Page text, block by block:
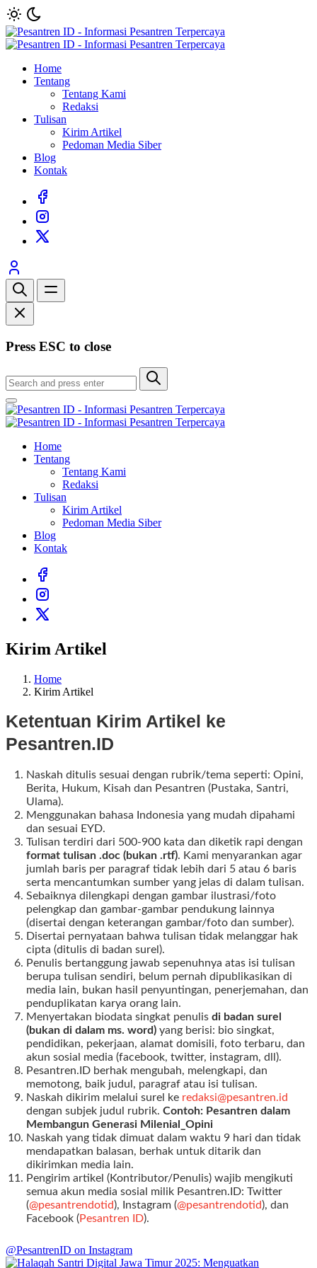
Home
Tentang
Tentang Kami
Redaksi
Tulisan
Kirim Artikel
Pedoman Media Siber
Blog
Kontak
Press ESC to close
Home
Tentang
Tentang Kami
Redaksi
Tulisan
Kirim Artikel
Pedoman Media Siber
Blog
Kontak
Kirim Artikel
Home
Kirim Artikel
Ketentuan Kirim Artikel ke
Pesantren.ID
Naskah ditulis sesuai dengan rubrik/tema seperti: Opini,
Berita, Hukum, Kisah dan Pesantren (Pustaka, Santri,
Ulama).
Menggunakan bahasa Indonesia yang mudah dipahami
dan sesuai EYD.
Tulisan terdiri dari 500-900 kata dan diketik rapi dengan
format tulisan .doc (bukan .rtf). Kami menyarankan agar
jumlah baris per paragraf tidak lebih dari 5 atau 6 baris
serta mencantumkan sumber yang jelas di dalam tulisan.
Sebaiknya dilengkapi dengan gambar ilustrasi/foto
pelengkap dan gambar-gambar pendukung lainnya
(disertai dengan keterangan gambar/foto dan sumber).
Disertai pernyataan bahwa tulisan tidak melanggar hak
cipta (ditulis di badan surel).
Penulis bertanggung jawab sepenuhnya atas isi tulisan
berupa tulisan sendiri, belum pernah dipublikasikan di
media lain, bukan hasil penyuntingan, penerjemahan, dan
penduplikatan karya orang lain.
Menyertakan biodata singkat penulis di badan surel
(bukan di dalam ms. word)yang berisi: bio singkat,
pendidikan, pekerjaan, alamat domisili, foto terbaru, dan
akun sosial media (facebook, twitter, instagram, dll).
Pesantren.ID berhak mengubah, melengkapi, dan
memotong, baik judul, paragraf atau isi tulisan.
Naskah dikirim melalui surel ke redaksi@pesantren.id
dengan subjek judul rubrik. Contoh: Pesantren dalam
Membangun Generasi Milenial_Opini
Naskah yang tidak dimuat dalam waktu 9 hari dan tidak
mendapatkan balasan, berhak untuk ditarik dan
dikirimkan media lain.
Pengirim artikel (Kontributor/Penulis) wajib mengikuti
semua akun media sosial milik Pesantren.ID: Twitter
(@pesantrendotid), Instagram (@pesantrendotid), dan
Facebook (Pesantren ID).
@PesantrenID on Instagram